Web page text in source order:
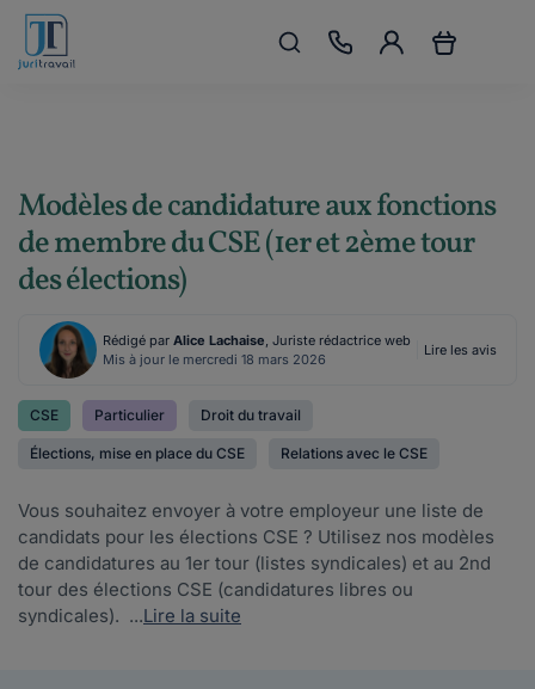
Modèles de candidature aux fonctions
de membre du CSE (1er et 2ème tour
des élections)
Rédigé par Alice Lachaise, Juriste rédactrice web
Mis à jour le mercredi 18 mars 2026
Lire les avis
CSE Particulier Droit du travail
Élections, mise en place du CSE Relations avec le CSE
Vous souhaitez envoyer à votre employeur une liste de
candidats pour les élections CSE ? Utilisez nos modèles
de candidatures au 1er tour (listes syndicales) et au 2nd
tour des élections CSE (candidatures libres ou
syndicales). ...Lire la suite